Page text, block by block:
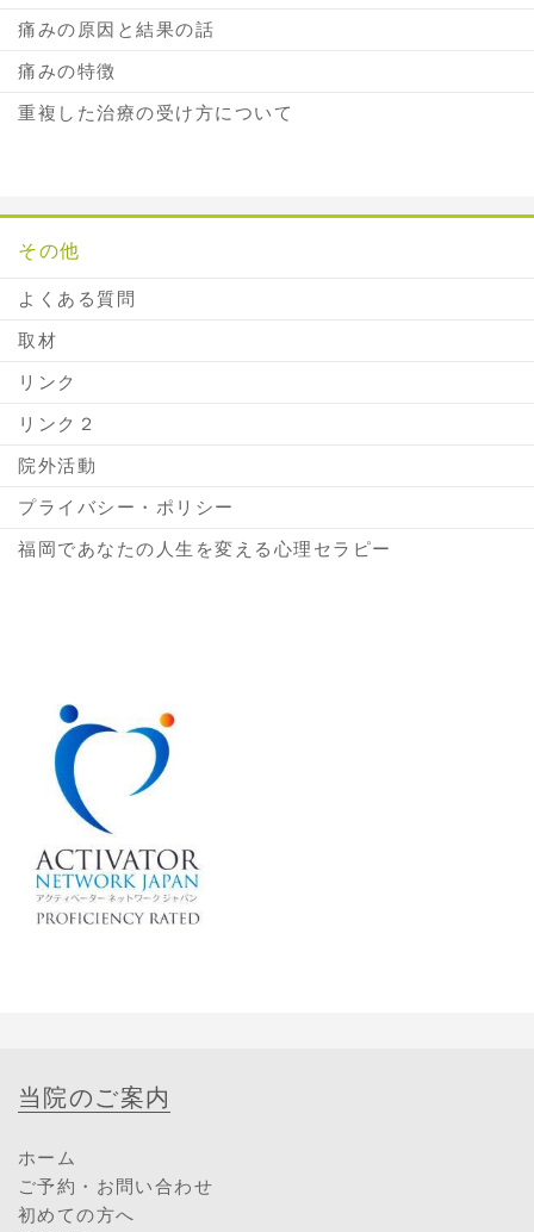
痛みの原因と結果の話
痛みの特徴
重複した治療の受け方について
その他
よくある質問
取材
リンク
リンク２
院外活動
プライバシー・ポリシー
福岡であなたの人生を変える心理セラピー
当院のご案内
ホーム
ご予約・お問い合わせ
初めての方へ